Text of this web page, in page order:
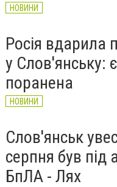
НОВИНИ
Росія вдарила
у Слов'янську: є
поранена
НОВИНИ
Слов'янськ
серпня був під
БпЛА - Лях